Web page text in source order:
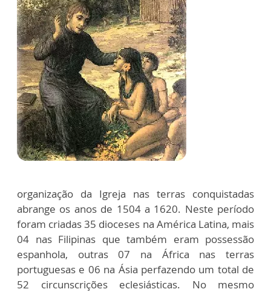
organização da Igreja nas terras conquistadas
abrange os anos de 1504 a 1620. Neste período
foram criadas 35 dioceses na América Latina, mais
04 nas Filipinas que também eram possessão
espanhola, outras 07 na África nas terras
portuguesas e 06 na Ásia perfazendo um total de
52 circunscrições eclesiásticas. No mesmo